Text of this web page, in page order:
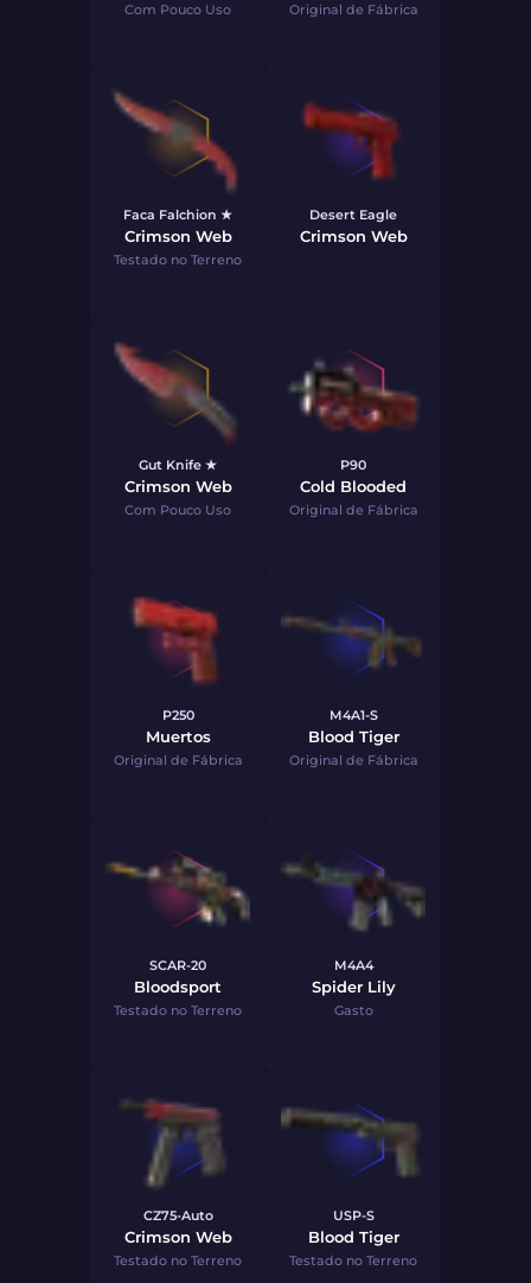
Com Pouco Uso Original de Fábrica
Faca Falchion ★
Crimson Web
Testado no Terreno
Desert Eagle
Crimson Web
Gut Knife ★
Crimson Web
Com Pouco Uso
P90
Cold Blooded
Original de Fábrica
P250
Muertos
Original de Fábrica
M4A1-S
Blood Tiger
Original de Fábrica
SCAR-20
Bloodsport
Testado no Terreno
M4A4
Spider Lily
Gasto
CZ75-Auto
Crimson Web
Testado no Terreno
USP-S
Blood Tiger
Testado no Terreno